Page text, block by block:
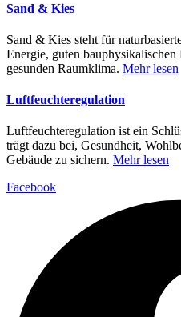
Sand & Kies
Sand & Kies steht für
Energie, guten bauphysikalischen
gesunden Raumklima. Mehr lesen
Luftfeuchteregulation
Luftfeuchteregulation ist ein
trägt dazu bei, Gesundheit,
Gebäude zu sichern. Mehr lesen
Facebook